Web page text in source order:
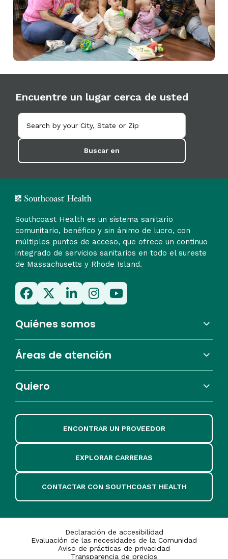
Encuentre un lugar cerca de usted
Buscar en
Southcoast Health es un sistema sanitario
comunitario, benéfico y sin ánimo de lucro, con
múltiples puntos de acceso, que ofrece un continuo
integrado de servicios sanitarios en todo el sureste
de Massachusetts y Rhode Island.
Quiénes somos
Áreas de atención
Quiero
ENCONTRAR UN PROVEEDOR
EXPLORAR CARRERAS
CONTACTAR CON SOUTHCOAST HEALTH
Declaración de accesibilidad
Evaluación de las necesidades de la Comunidad
Aviso de prácticas de privacidad
Transparencia de precios